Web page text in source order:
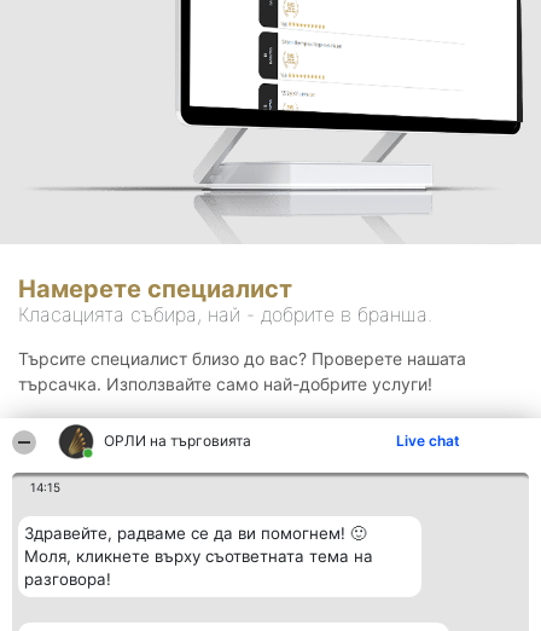
ОРЛИ на търговията Live chat
14:15
Здравейте, радваме се да ви помогнем! 🙂
Моля, кликнете върху съответната тема на
разговора!
Намерете специалист
Класацията събира, най - добрите в бранша.
Търсите специалист близо до вас? Проверете нашата
търсачка. Използвайте само най-добрите услуги!